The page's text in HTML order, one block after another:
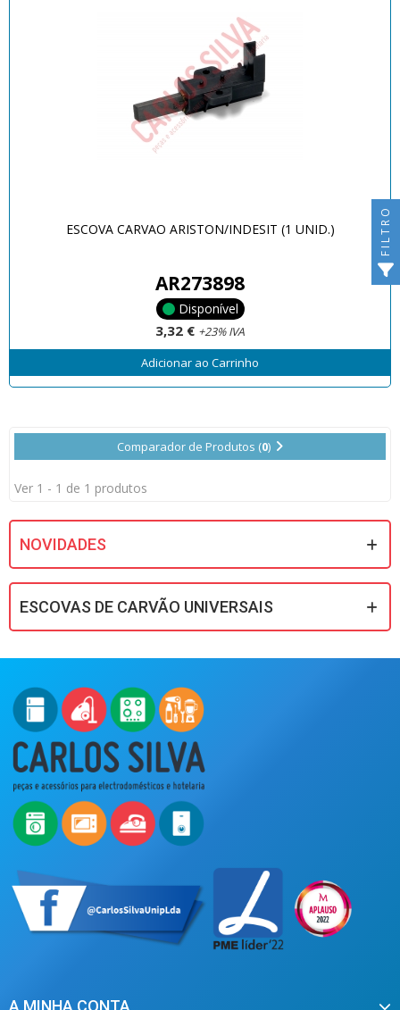
ESCOVA CARVAO ARISTON/INDESIT (1 UNID.)
AR273898
Disponível
3,32 € +23% IVA
Adicionar ao Carrinho
Comparador de Produtos (0)
Ver 1 - 1 de 1 produtos
NOVIDADES
ESCOVAS DE CARVÃO UNIVERSAIS
A MINHA CONTA
FILTRO